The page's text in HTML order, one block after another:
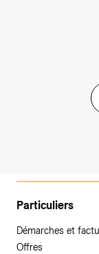
Particuliers
Démarches et
Offres